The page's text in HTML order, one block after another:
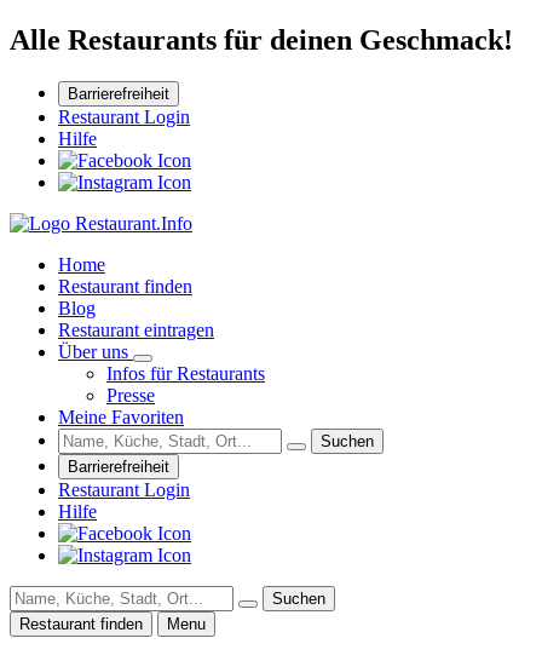
Alle Restaurants für deinen Geschmack!
Barrierefreiheit
Restaurant Login
Hilfe
Home
Restaurant finden
Blog
Restaurant eintragen
Über uns
Infos für Restaurants
Presse
Meine Favoriten
Suchen
Barrierefreiheit
Restaurant Login
Hilfe
Suchen
Restaurant finden
Menu